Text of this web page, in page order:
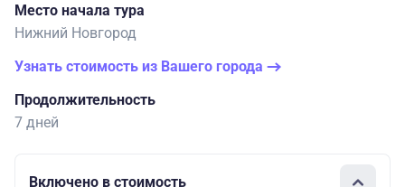
Место начала тура
Нижний Новгород
Узнать стоимость из Вашего города
Продолжительность
7 дней
Включено в стоимость